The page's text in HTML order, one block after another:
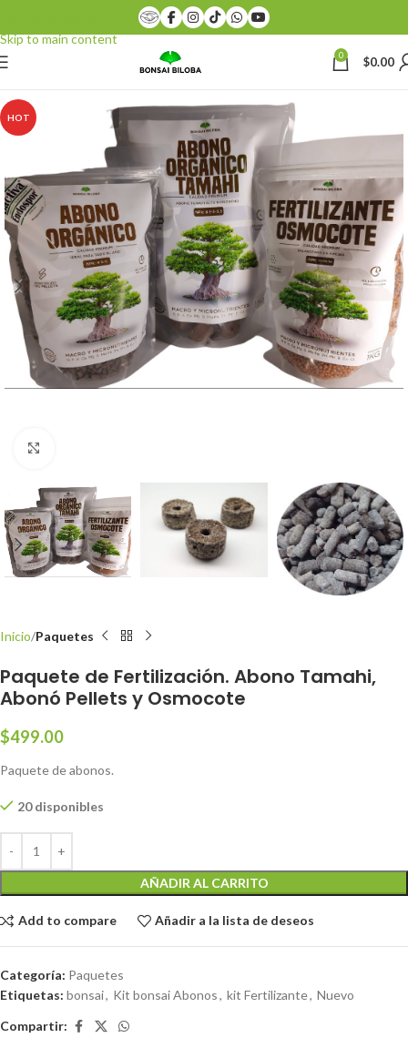
Skip to main content
0 $0.00
HOT
Inicio Paquetes
Paquete de Fertilización. Abono Tamahi,
Abonó Pellets y Osmocote
$499.00
Paquete de abonos.
20 disponibles
AÑADIR AL CARRITO
Add to compare Añadir a la lista de deseos
Categoría: Paquetes
Etiquetas: bonsai, Kit bonsai Abonos, kit Fertilizante, Nuevo
Compartir: